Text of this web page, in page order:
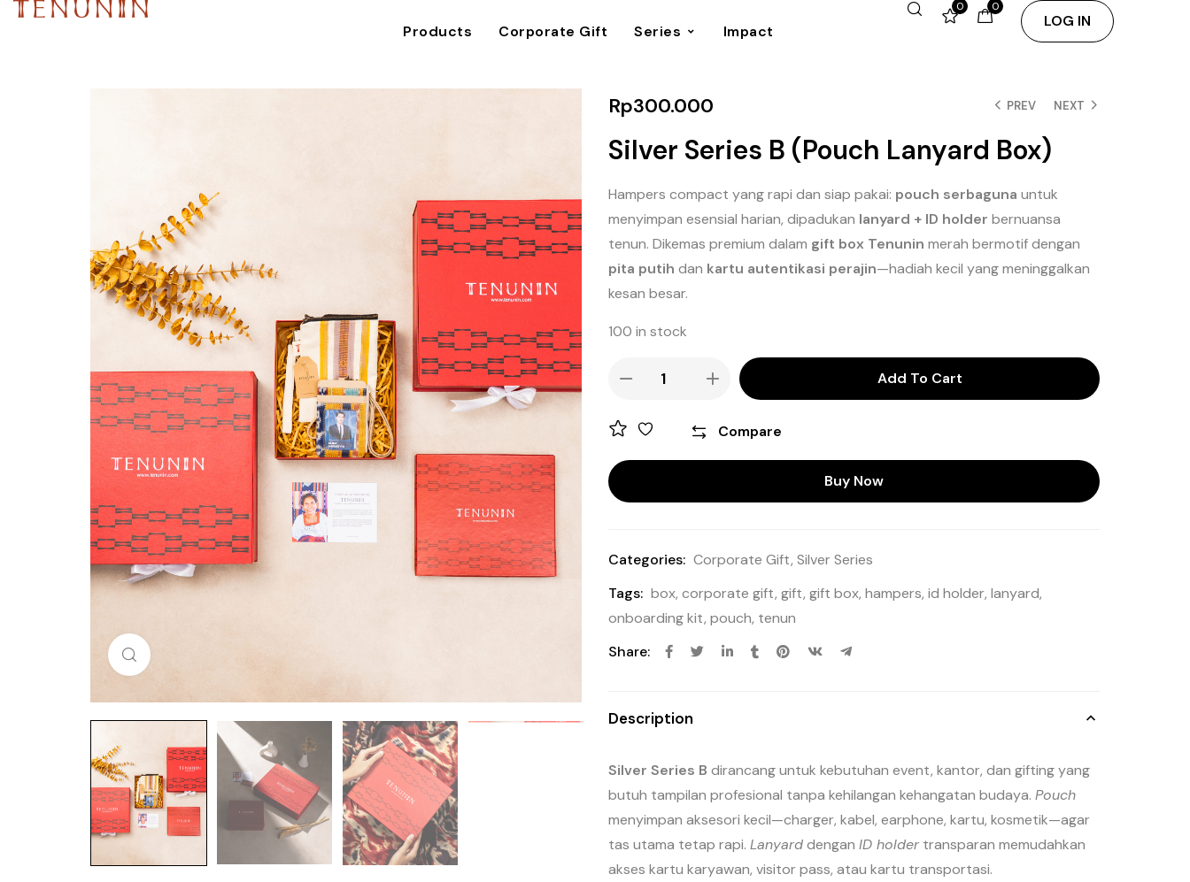
Products Corporate Gift Series Impact
0 0
LOG IN
PREV NEXT
Rp300.000
Silver Series B (Pouch Lanyard Box)
Hampers compact yang rapi dan siap pakai: pouch serbaguna untuk
menyimpan esensial harian, dipadukan lanyard + ID holder bernuansa
tenun. Dikemas premium dalam gift box Tenunin merah bermotif dengan
pita putih dan kartu autentikasi perajin—hadiah kecil yang meninggalkan
kesan besar.
100 in stock
Add To Cart
Compare
Buy Now
Categories: Corporate Gift, Silver Series
Tags: box, corporate gift, gift, gift box, hampers, id holder, lanyard,
onboarding kit, pouch, tenun
Share:
Description
Silver Series B dirancang untuk kebutuhan event, kantor, dan gifting yang
butuh tampilan profesional tanpa kehilangan kehangatan budaya. Pouch
menyimpan aksesori kecil—charger, kabel, earphone, kartu, kosmetik—agar
tas utama tetap rapi. Lanyarddengan ID holder transparan memudahkan
akses kartu karyawan, visitor pass, atau kartu transportasi.